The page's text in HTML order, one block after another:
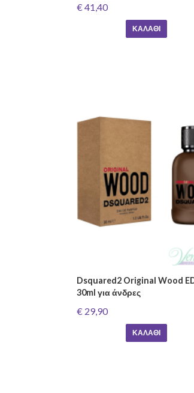
€ 41,40
ΚΑΛΆΘΙ
Dsquared2 Original Wood
30ml για άνδρες
€ 29,90
ΚΑΛΆΘΙ